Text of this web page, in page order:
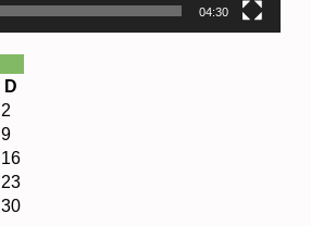
04:30
D
2
9
16
23
30